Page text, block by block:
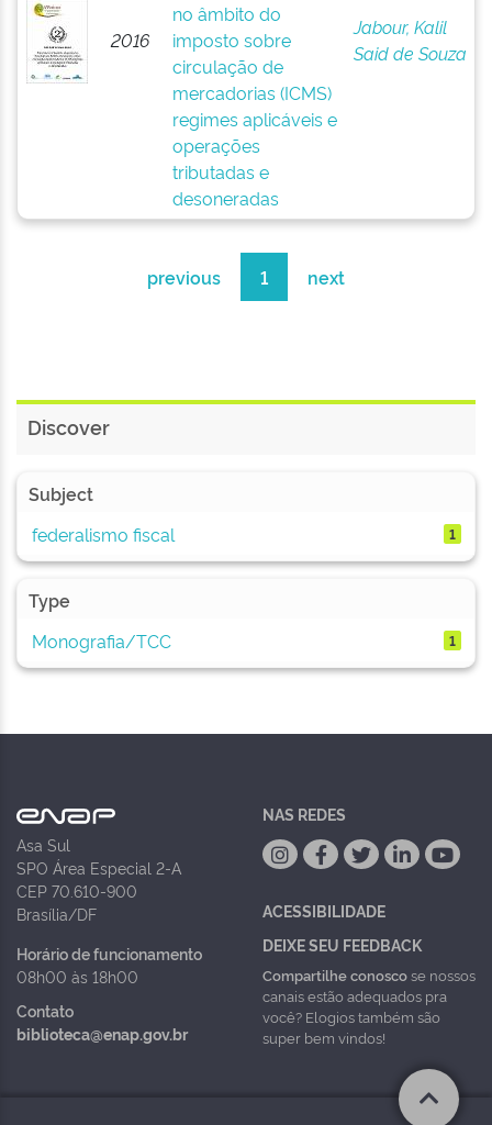
2016
no âmbito do
imposto sobre
circulação de
mercadorias (ICMS)
regimes aplicáveis e
operações
tributadas e
desoneradas
Jabour, Kalil
Said de Souza
previous 1 next
Discover
Subject
federalismo fiscal
1
Type
Monografia/TCC
1
Asa Sul
SPO Área Especial 2-A
CEP 70.610-900
Brasília/DF
Horário de funcionamento
08h00 às 18h00
Contato
biblioteca@enap.gov.br
NAS REDES
ACESSIBILIDADE
DEIXE SEU FEEDBACK
Compartilhe conoscose nossos
canais estão adequados pra
você? Elogios também são
super bem vindos!